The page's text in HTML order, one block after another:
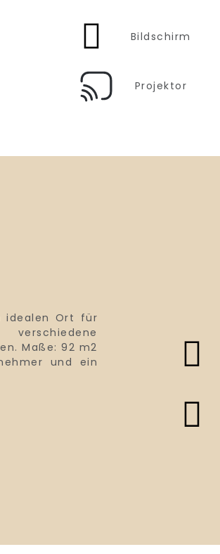
Bildschirm
Projektor
idealen Ort für
und ein